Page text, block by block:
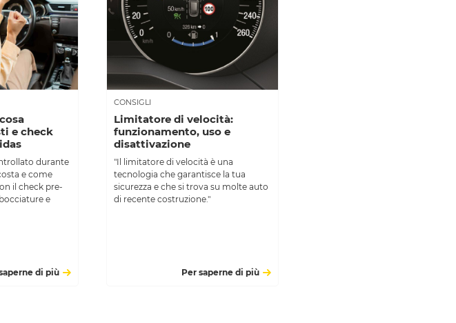
e check
durante
e come
il check pre-
e
di più
CONSIGLI
Limitatore di velocità:
funzionamento, uso e
disattivazione
"Il limitatore di velocità è una
tecnologia che garantisce la tua
sicurezza e che si trova su molte auto
di recente costruzione."
Per saperne di più